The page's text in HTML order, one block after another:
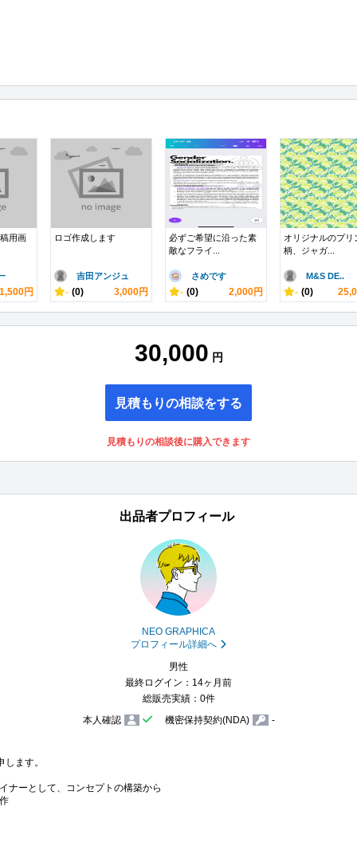
用画
1,500円
ロゴ作成します
吉田アンジュ
- (0) 3,000円
必ずご希望に沿った素
敵なフライ...
さめです
- (0) 2,000円
オリジナルのプリ
柄、ジャガ...
M&S DE..
- (0)
30,000 円
見積もりの相談をする
見積もりの相談後に購入できます
出品者プロフィール
NEO GRAPHICA
プロフィール詳細へ
男性
最終ログイン：14ヶ月前
総販売実績：0件
本人確認
機密保持契約(NDA) -
ます。
ナーとして、コンセプトの構築から